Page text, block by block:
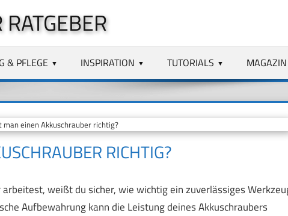
& PFLEGE INSPIRATION TUTORIALS MAGAZIN
einen Akkuschrauber richtig?
RICHTIG?
weißt du sicher, wie wichtig ein zuverlässiges
Aufbewahrung kann die Leistung deines Akkuschraubers